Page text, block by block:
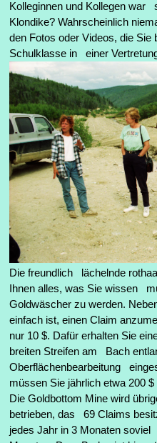
Kolleginnen und Kollegen war
Klondike? Wahrscheinlich
den Fotos oder Videos, die Sie
Schulklasse in einer
Die freundlich lächelnde
Ihnen alles, was Sie wissen
Goldwäscher zu werden.
einfach ist, einen Claim
nur 10 $. Dafür erhalten Sie
breiten Streifen am Bach
Oberflächenbearbeitung
müssen Sie jährlich etwa 200
Die Goldbottom Mine wird
betrieben, das 69 Claims
jedes Jahr in 3 Monaten